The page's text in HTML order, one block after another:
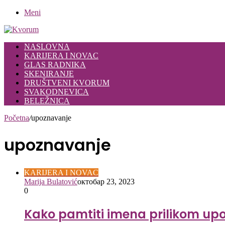
Meni
NASLOVNA
KARIJERA I NOVAC
GLAS RADNIKA
SKENIRANJE
DRUŠTVENI KVORUM
SVAKODNEVICA
BELEŽNICA
Početna/upoznavanje
upoznavanje
KARIJERA I NOVAC
Marija Bulatovićоктобар 23, 2023
0
Kako pamtiti imena prilikom